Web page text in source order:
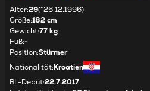
Alter:29(*26.12.1996)
Größe:182 cm
Gewicht:77 kg
Fuß:-
Position:Stürmer
Nationalität:Kroatien
BL-Debüt:22.7.2017